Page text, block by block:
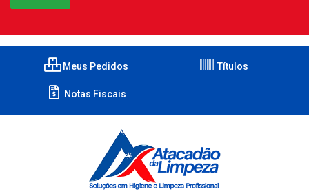
Meus Pedidos Títulos
Notas Fiscais